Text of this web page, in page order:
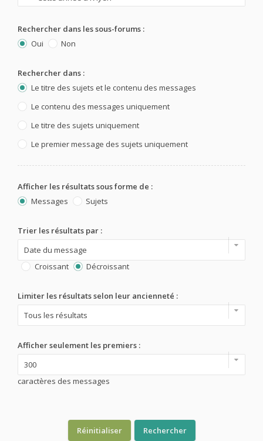
Rechercher dans les sous-forums :
Oui
Non
Rechercher dans :
Le titre des sujets et le contenu des messages
Le contenu des messages uniquement
Le titre des sujets uniquement
Le premier message des sujets uniquement
Afficher les résultats sous forme de :
Messages
Sujets
Trier les résultats par :
Croissant Décroissant
Limiter les résultats selon leur ancienneté :
Afficher seulement les premiers :
caractères des messages